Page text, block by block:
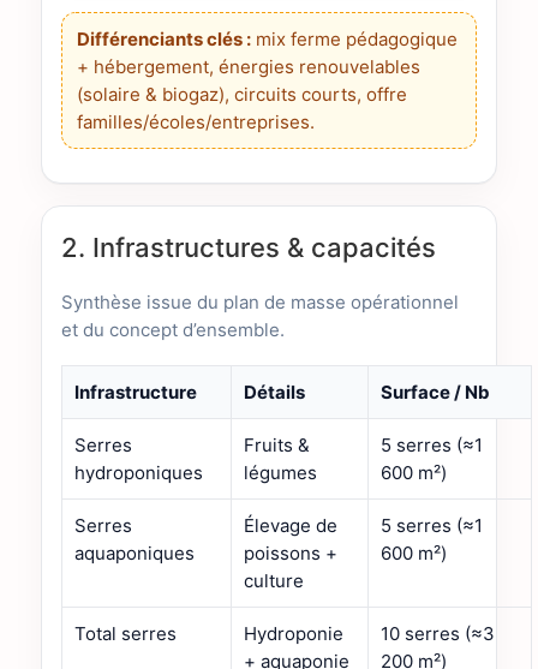
Différenciants clés : mix ferme pédagogique
+ hébergement, énergies renouvelables
(solaire & biogaz), circuits courts, offre
familles/écoles/entreprises.
2. Infrastructures & capacités
Synthèse issue du plan de masse opérationnel
et du concept d’ensemble.
Infrastructure Détails Surface / Nb
Serres
hydroponiques
Fruits &
légumes
5 serres (≈1
600 m²)
Serres
aquaponiques
Élevage de
poissons +
culture
5 serres (≈1
600 m²)
Total serres
Hydroponie
+ aquaponie
10 serres (≈3
200 m²)